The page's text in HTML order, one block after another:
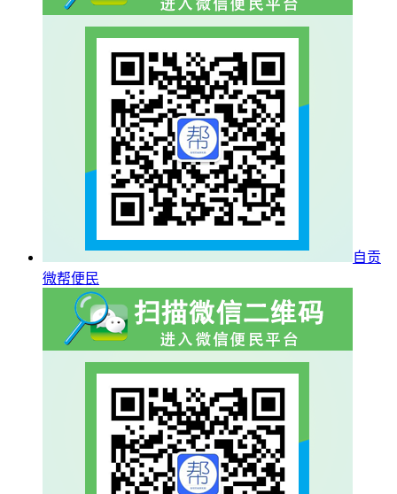
自贡
微帮便民